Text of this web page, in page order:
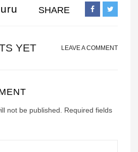
SHARE
YET LEAVE A COMMENT
not be published.
Required fields